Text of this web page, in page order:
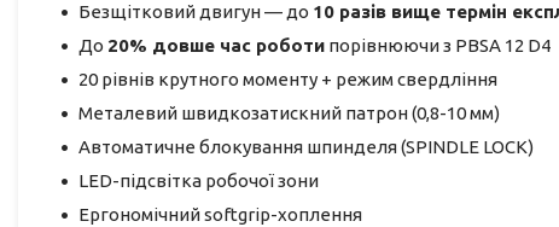
Безщітковий двигун — до 10 разів вище термін
До 20% довше час роботи порівнюючи з PBSA 12 D4
20 рівнів крутного моменту + режим свердління
Металевий швидкозатискний патрон (0,8-10 мм)
Автоматичне блокування шпинделя (SPINDLE LOCK)
LED-підсвітка робочої зони
Ергономічний softgrip-хоплення